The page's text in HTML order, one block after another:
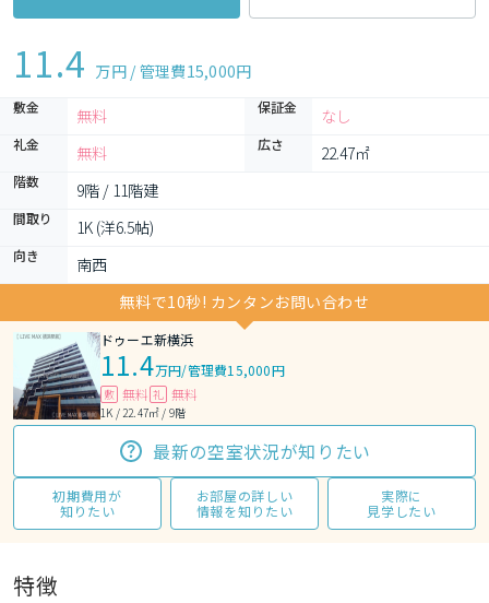
11.4 万円 / 管理費15,000円
敷金 無料 保証金 なし
礼金 無料 広さ 22.47㎡
階数 9階 / 11階建
間取り 1K (洋6.5帖)
向き
南西
無料で10秒! カンタンお問い合わせ
ドゥーエ新横浜
11.4万円/管理費15,000円
敷 無料 礼 無料
1K / 22.47㎡ / 9階
最新の空室状況が知りたい
初期費用が
知りたい
お部屋の詳しい
情報を知りたい
実際に
見学したい
特徴